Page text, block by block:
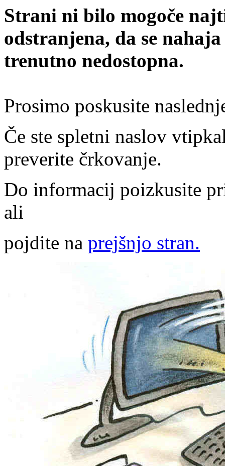
Strani ni bilo mogoče
odstranjena, da se
trenutno nedostopna.
Prosimo poskusite
Če ste spletni naslov
preverite črkovanje.
Do informacij poizkusite
ali
pojdite na prejšnjo stran.